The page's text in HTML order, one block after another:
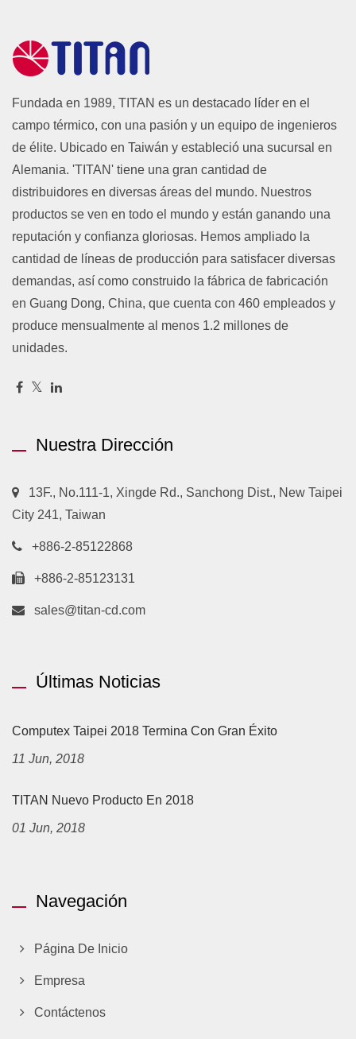
Fundada en 1989, TITAN es un destacado líder en el
campo térmico, con una pasión y un equipo de ingenieros
de élite. Ubicado en Taiwán y estableció una sucursal en
Alemania. 'TITAN' tiene una gran cantidad de
distribuidores en diversas áreas del mundo. Nuestros
productos se ven en todo el mundo y están ganando una
reputación y confianza gloriosas. Hemos ampliado la
cantidad de líneas de producción para satisfacer diversas
demandas, así como construido la fábrica de fabricación
en Guang Dong, China, que cuenta con 460 empleados y
produce mensualmente al menos 1.2 millones de
unidades.
Nuestra Dirección
13F., No.111-1, Xingde Rd., Sanchong Dist., New Taipei
City 241, Taiwan
+886-2-85122868
+886-2-85123131
sales@titan-cd.com
Últimas Noticias
Computex Taipei 2018 Termina Con Gran Éxito
11 Jun, 2018
TITAN Nuevo Producto En 2018
01 Jun, 2018
Navegación
Página De Inicio
Empresa
Contáctenos